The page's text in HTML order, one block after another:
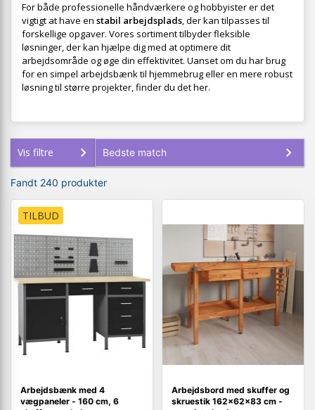
For både professionelle håndværkere og hobbyister er det
vigtigt at have en stabil arbejdsplads, der kan tilpasses til
forskellige opgaver. Vores sortiment tilbyder fleksible
løsninger, der kan hjælpe dig med at optimere dit
arbejdsområde og øge din effektivitet. Uanset om du har brug
for en simpel arbejdsbænk til hjemmebrug eller en mere robust
løsning til større projekter, finder du det her.
Vis filtre
Fandt 240 produkter
TILBUD
Arbejdsbænk med 4
vægpaneler - 160 cm, 6
Arbejdsbord med skuffer og
skruestik 162×62×83 cm -